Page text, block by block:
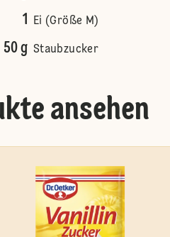
1 Ei (Größe M)
50 g Staubzucker
ansehen